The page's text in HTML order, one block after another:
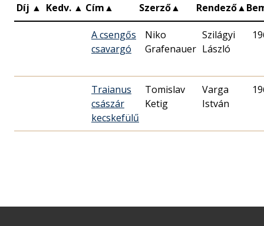
Díj ▲ Kedv. ▲ Cím▲ Szerző▲ Rendező▲
A csengős
csavargó
Niko
Grafenauer
Szilágyi
László
Traianus
császár
kecskefülű
Tomislav
Ketig
Varga
István